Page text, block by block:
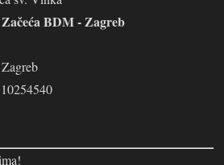
BDM - Zagreb